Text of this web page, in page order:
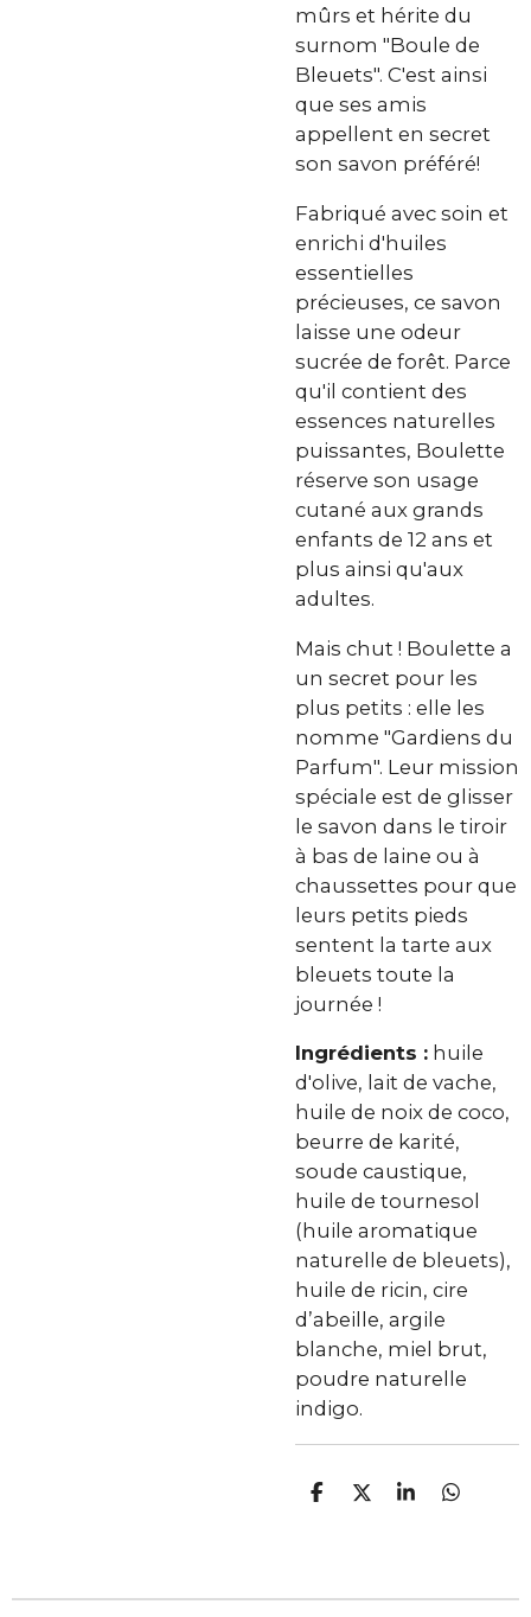
mûrs et hérite du
surnom "Boule de
Bleuets". C'est ainsi
que ses amis
appellent en secret
son savon préféré!
Fabriqué avec soin et
enrichi d'huiles
essentielles
précieuses, ce savon
laisse une odeur
sucrée de forêt. Parce
qu'il contient des
essences naturelles
puissantes, Boulette
réserve son usage
cutané aux grands
enfants de 12 ans et
plus ainsi qu'aux
adultes.
Mais chut ! Boulette a
un secret pour les
plus petits : elle les
nomme "Gardiens du
Parfum". Leur mission
spéciale est de glisser
le savon dans le tiroir
à bas de laine ou à
chaussettes pour que
leurs petits pieds
sentent la tarte aux
bleuets toute la
journée !
Ingrédients : huile
d'olive, lait de vache,
huile de noix de coco,
beurre de karité,
soude caustique,
huile de tournesol
(huile aromatique
naturelle de bleuets),
huile de ricin, cire
d’abeille, argile
blanche, miel brut,
poudre naturelle
indigo.
P
g
P
g
P
g
P
g